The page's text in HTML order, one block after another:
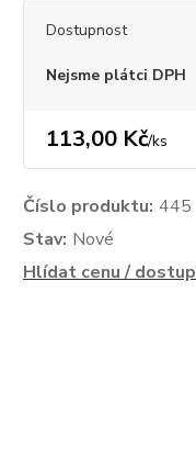
Dostupnost
Nejsme plátci DPH
113,00 Kč/ks
Číslo produktu: 445
Stav: Nové
Hlídat cenu /